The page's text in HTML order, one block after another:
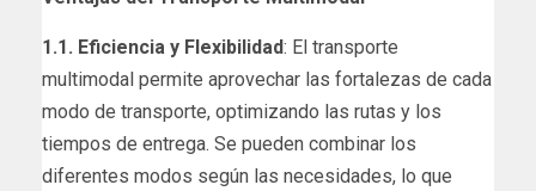
1.1. Eficiencia y Flexibilidad: El transporte
multimodal permite aprovechar las fortalezas de cada
modo de transporte, optimizando las rutas y los
tiempos de entrega. Se pueden combinar los
diferentes modos según las necesidades, lo que